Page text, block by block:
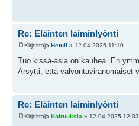
Re: Eläinten laiminlyönti
Kirjoittaja Hetuli » 12.04.2025 11:10
Tuo kissa-asia on kauhea. En
Ärsytti, että valvontaviranomaiset
Re: Eläinten laiminlyönti
Kirjoittaja Koiruuksia » 12.04.2025 12:03